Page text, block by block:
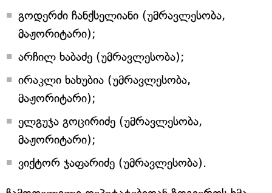
გოდერძი ჩანქსელიანი (უმრავლესობა,
მაჟორიტარი);
არჩილ ხაბაძე (უმრავლესობა);
ირაკლი ხახუბია (უმრავლესობა,
მაჟორიტარი);
ელგუჯა გოცირიძე (უმრავლესობა,
მაჟორიტარი);
ვიქტორ ჯაფარიძე (უმრავლესობა).